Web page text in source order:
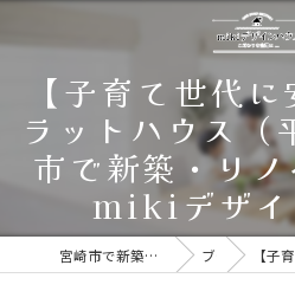
【子育て世代
ラットハウス（
市で新築・リ
mikiデザイ
宮崎市で新築なら好評の株式会社四ツ葉開発 ブログ 【子育て世代